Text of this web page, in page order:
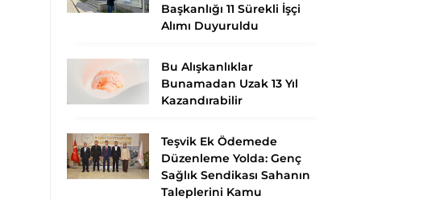
Başkanlığı 11 Sürekli İşçi
Alımı Duyuruldu
Bu Alışkanlıklar
Bunamadan Uzak 13 Yıl
Kazandırabilir
Teşvik Ek Ödemede
Düzenleme Yolda: Genç
Sağlık Sendikası Sahanın
Taleplerini Kamu